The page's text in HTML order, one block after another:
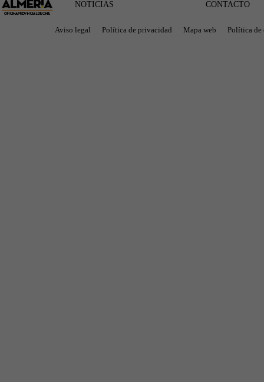
NOTICIAS
CONTACTO
Aviso legal Política de privacidad Mapa web Política de